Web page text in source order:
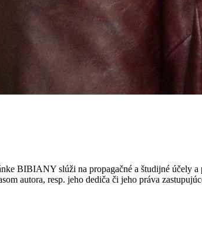
BIBIANY slúži na propagačné a študijné účely
autora, resp. jeho dediča či jeho práva